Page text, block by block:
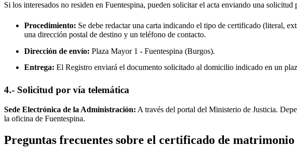
Si los interesados no residen en Fuentespina, pueden solicitar el acta enviando una solicitud
Procedimiento: Se debe redactar una carta indicando el tipo de certificado (literal,
una dirección postal de destino y un teléfono de contacto.
Dirección de envío: Plaza Mayor 1 - Fuentespina (Burgos).
Entrega: El Registro enviará el documento solicitado al domicilio indicado en un
4.- Solicitud por vía telemática
Sede Electrónica de la Administración: A través del portal del Ministerio de Justicia.
la oficina de Fuentespina.
Preguntas frecuentes sobre el certificado de matrimonio